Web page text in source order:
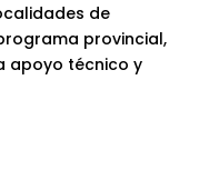
de
provincial,
apoyo técnico y